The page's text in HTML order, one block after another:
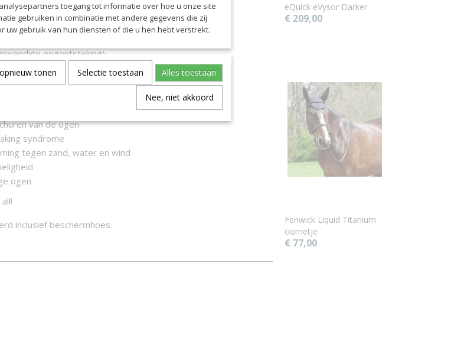
andere geschikt voor paarden met:
oogontsteking)
voor licht
van de ogen
syndrome
tegen zand, water en wind
ogen
inclusief beschermhoes.
eQuick eVysor Darker
€ 209,00
Fenwick Liquid Titanium
oornetje
€ 77,00
toegang tot informatie over hoe u onze site
gebruiken in combinatie met andere gegevens die zij
uw gebruik van hun diensten of die u hen hebt verstrekt.
tonen Selectie toestaan Alles toestaan
Nee, niet akkoord